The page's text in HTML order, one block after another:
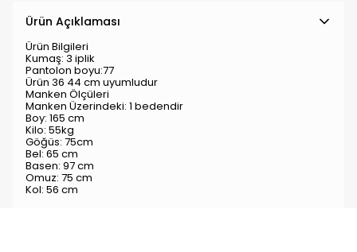
Ürün Açıklaması
Ürün Bilgileri
Kumaş: 3 iplik
Pantolon boyu:77
Ürün 36 44 cm uyumludur
Manken Ölçüleri
Manken Üzerindeki: 1 bedendir
Boy: 165 cm
Kilo: 55kg
Göğüs: 75cm
Bel: 65 cm
Basen: 97 cm
Omuz: 75 cm
Kol: 56 cm